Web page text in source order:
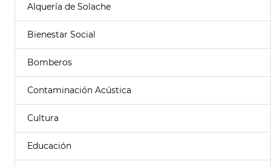
Alquería de Solache
Bienestar Social
Bomberos
Contaminación Acústica
Cultura
Educación